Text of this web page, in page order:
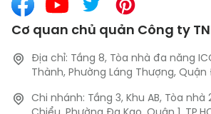
Joie Amigo Thunder được thiết kế
một thao tác, tiết kiệm không gian
mang đi du lịch. Sản phẩm đi kèm
giúp bố mẹ dễ dàng mang theo khi
ra, khóa kéo bên hông cũi giúp bé
vẫn đảm bảo an toàn tuyệt đối.
Cơ quan chủ quản Công ty
Địa chỉ: Tầng 8, Tòa nhà đa năng
Thành, Phường Láng Thượng, Quận
Chi nhánh: Tầng 3, Khu AB, Tòa nhà